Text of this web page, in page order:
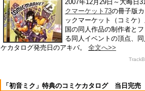
2007年12月29日～大晦日
クマーケット73の冊子版
ックマーケット（コミケ
国の同人作品の制作者と
る同人イベントの頂点、
ケカタログ発売日のアキバ。 全文へ>>
「初音ミク」特典のコミケカタログ 当日完売